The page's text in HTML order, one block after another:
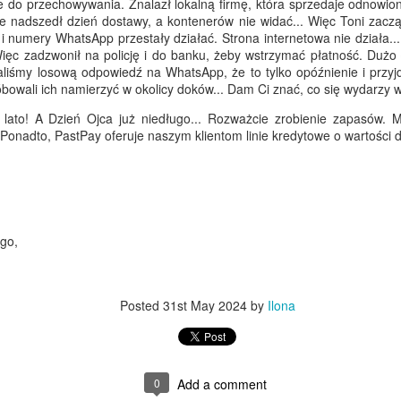
do przechowywania. Znalazł lokalną firmę, która sprzedaje
nadszedł dzień dostawy, a kontenerów nie widać... Więc Toni
numery WhatsApp przestały działać. Strona internetowa nie
zadzwonił na policję i do banku, żeby wstrzymać płatność.
losową odpowiedź na WhatsApp, że to tylko opóźnienie i
ich namierzyć w okolicy doków... Dam Ci znać, co się wydarzy
lato! A Dzień Ojca już niedługo... Rozważcie zrobienie zapasów.
PastPay oferuje naszym klientom linie kredytowe o wartości
Posted 31st May 2024 by Ilona
0 Add a comment
moich nepalskich kontaktów o 2038 roku w Katmandu, a także tego
dnia wiadomości od pana Chatterjee z Kalkuty - to bengalski
Rok 1433. Byłem w Katmandu w zeszłym roku z Tonim, miasto
imprezą noworoczną. Dziwne, prawda?
tutaj... To był jeden z tych intensywnych tygodni, w prawdziwym
tempie.
12 dni w Chinach
cieszymy się z drastycznych zmian temperatur – jednego dnia
dziś 32°C. Ale mimo to biorę się do pracy.
objazdem przez Kanton… O naszej szybkiej
Pozdrowienia z Dongxiang City w Chinach.